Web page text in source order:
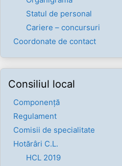
Statul de personal
Cariere – concursuri
Coordonate de contact
Consiliul local
Componenţă
Regulament
Comisii de specialitate
Hotărâri C.L.
HCL 2019